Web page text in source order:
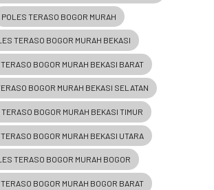
POLES TERASO BOGOR MURAH
TERASO BOGOR MURAH BEKASI
BOGOR MURAH BEKASI BARAT
BOGOR MURAH BEKASI SELATAN
BOGOR MURAH BEKASI TIMUR
BOGOR MURAH BEKASI UTARA
TERASO BOGOR MURAH BOGOR
BOGOR MURAH BOGOR BARAT